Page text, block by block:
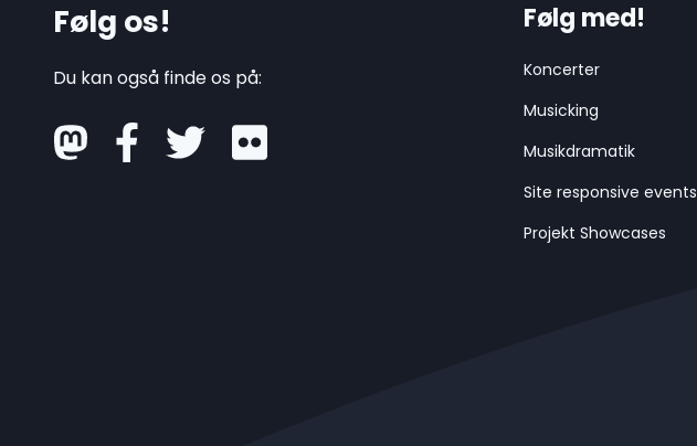
Følg os!
Du kan også finde os på:
mastodon
Følg med!
Koncerter
Musicking
Musikdramatik
Site responsive events
Projekt Showcases